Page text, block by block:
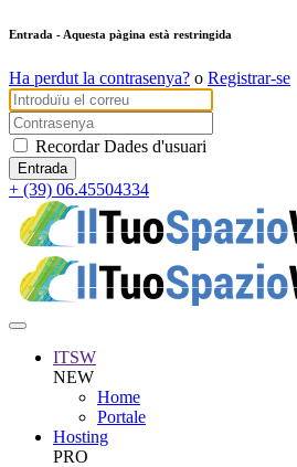
Entrada - Aquesta pàgina està restringida
Ha perdut la contrasenya? o Registrar-se
Recordar Dades d'usuari
+ (39) 06.45504334
ITSW
NEW
Home
Portale
Hosting
PRO